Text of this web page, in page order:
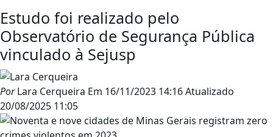
Estudo foi realizado pelo
Observatório de Segurança Pública
vinculado à Sejusp
PorLara Cerqueira Em 16/11/2023 14:16Atualizado
20/08/2025 11:05